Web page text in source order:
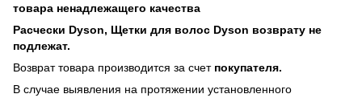
товара ненадлежащего качества
Расчески Dyson, Щетки для волос Dyson возврату не
подлежат.
Возврат товара производится за счет покупателя.
В случае выявления на протяжении установленного